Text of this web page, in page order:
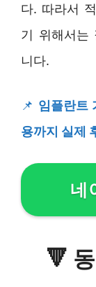
다. 따라서
기 위해서는
니다.
📌 임플란트
용까지 실제
네
🔻